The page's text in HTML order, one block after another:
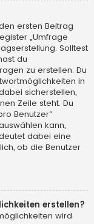
ersten Beitrag
„Umfrage
Solltest
du
zu erstellen. Du
in
sicherstellen,
Zeile steht. Du
Benutzer“
kann,
dabei eine
ob die Benutzer
erstellen?
wird